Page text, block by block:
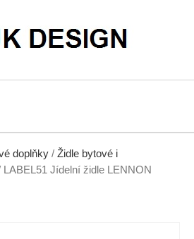
doplňky / Židle bytové i
LABEL51 Jídelní židle LENNON